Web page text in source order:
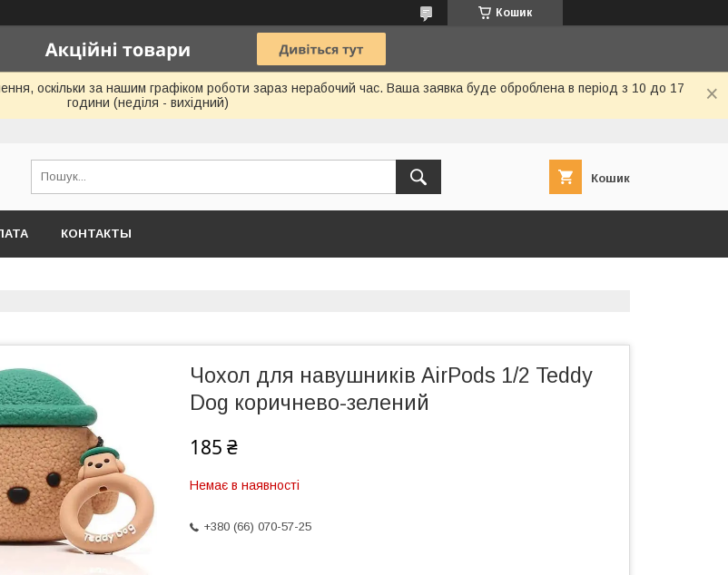
Кошик
оскільки за нашим графіком роботи зараз нерабочий час. Ваша заявка буде оброблена в період з 10 до 17
години (неділя - вихідний)
Кошик
КОНТАКТЫ
Чохол для навушників AirPods 1/2 Teddy
Dog коричнево-зелений
185 ₴
Немає в наявності
+380 (66) 070-57-25